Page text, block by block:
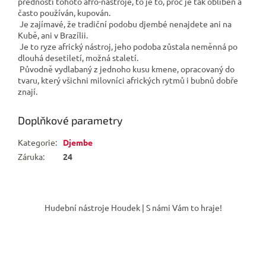
často používán, kupován.
Je zajímavé, že tradiční podobu djembé nenajdete ani na
Kubě, ani v Brazílii.
Je to ryze africký nástroj, jeho podoba zůstala neměnná po
dlouhá desetiletí, možná staletí.
Původně vydlabaný z jednoho kusu kmene, opracovaný do
tvaru, který všichni milovníci afrických rytmů i bubnů dobře
znají.
Doplňkové parametry
Kategorie:
Djembe
Záruka: 24
Hudební nástroje Houdek | S námi Vám to hraje!